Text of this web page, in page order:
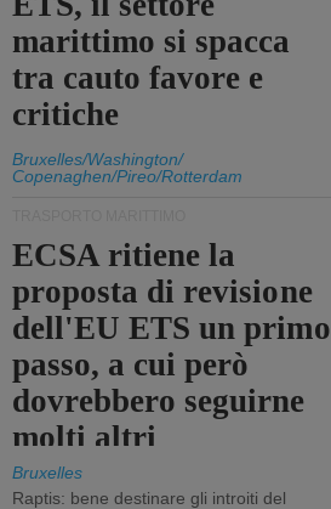
marittimo si spacca
tra cauto favore e
critiche
Bruxelles/Washington/
Copenaghen/Pireo/Rotterdam
ECSA ritiene la
proposta di revisione
dell'EU ETS un primo
passo, a cui però
dovrebbero seguirne
molti altri
Bruxelles
Raptis: bene destinare gli introiti del